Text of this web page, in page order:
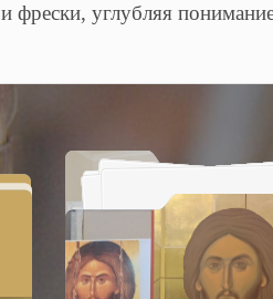
и фрески, углубляя